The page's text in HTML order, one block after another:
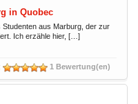
in Quobec
Studenten aus Marburg, der zur
Ich erzähle hier, […]
1 Bewertung(en)